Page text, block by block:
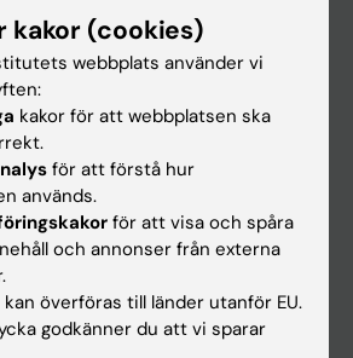
kakor (cookies)
webbplats använder vi
kakor för att webbplatsen ska
för att förstå hur
används.
för att visa och spåra
och annonser från externa
överföras till länder utanför EU.
godkänner du att vi sparar